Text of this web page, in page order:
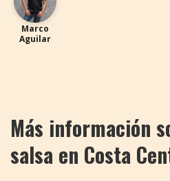
Marco
Aguilar
Más información
salsa en Costa